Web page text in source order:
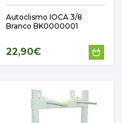
Autoclismo IOCA 3/8
Branco BK0000001
22,90€